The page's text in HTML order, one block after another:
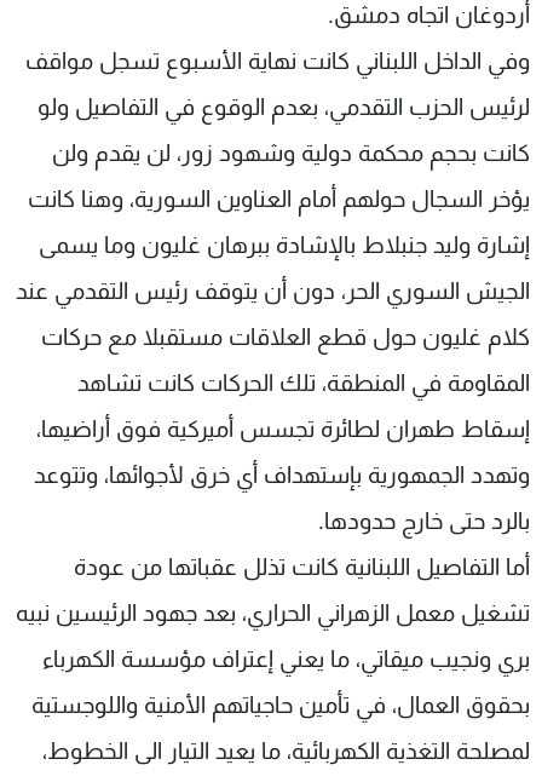
أردوغان اتجاه دمشق.
وفي الداخل اللبناني كانت نهاية الأسبوع تسجل مواقف
لرئيس الحزب التقدمي، بعدم الوقوع في التفاصيل ولو
كانت بحجم محكمة دولية وشهود زور، لن يقدم ولن
يؤخر السجال حولهم أمام العناوين السورية، وهنا كانت
إشارة وليد جنبلاط بالإشادة ببرهان غليون وما يسمى
الجيش السوري الحر، دون أن يتوقف رئيس التقدمي عند
كلام غليون حول قطع العلاقات مستقبلا مع حركات
المقاومة في المنطقة، تلك الحركات كانت تشاهد
إسقاط طهران لطائرة تجسس أميركية فوق أراضيها،
وتهدد الجمهورية بإستهداف أي خرق لأجوائها، وتتوعد
بالرد حتى خارج حدودها.
أما التفاصيل اللبنانية كانت تذلل عقباتها من عودة
تشغيل معمل الزهراني الحراري، بعد جهود الرئيسين نبيه
بري ونجيب ميقاتي، ما يعني إعتراف مؤسسة الكهرباء
بحقوق العمال، في تأمين حاجياتهم الأمنية واللوجستية
لمصلحة التغذية الكهربائية، ما يعيد التيار الى الخطوط،